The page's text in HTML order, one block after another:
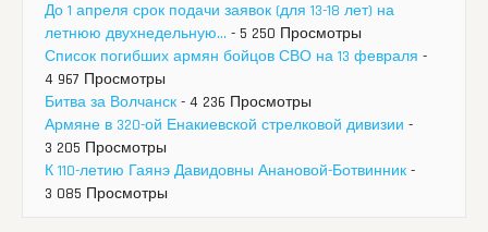
До 1 апреля срок подачи заявок (для 13-18 лет) на
летнюю двухнедельную... - 5 250 Просмотры
Список погибших армян бойцов СВО на 13 февраля -
4 967 Просмотры
Битва за Волчанск - 4 236 Просмотры
Армяне в 320-ой Енакиевской стрелковой дивизии -
3 205 Просмотры
К 110-летию Гаянэ Давидовны Анановой-Ботвинник -
3 085 Просмотры